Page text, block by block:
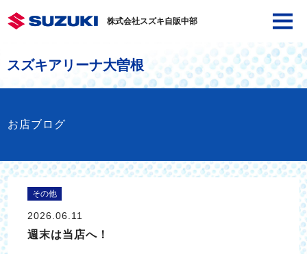
株式会社スズキ自販中部
スズキアリーナ大曽根
お店ブログ
その他
2026.06.11
週末は当店へ！